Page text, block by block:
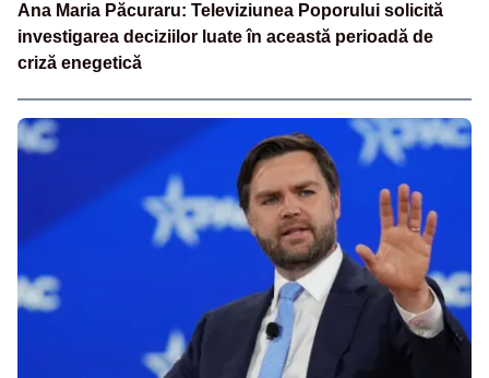
Ana Maria Păcuraru: Televiziunea Poporului solicită
investigarea deciziilor luate în această perioadă de
criză enegetică